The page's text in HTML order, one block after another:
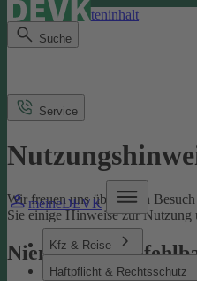
Direkt zum Seiteninhalt
Suche
meineDEVK
Kfz & Reise
Haftpflicht & Rechtsschutz
Service
Wir freuen uns über Ihren
Sie einige Hinweise zur Nutzung
Niemand ist